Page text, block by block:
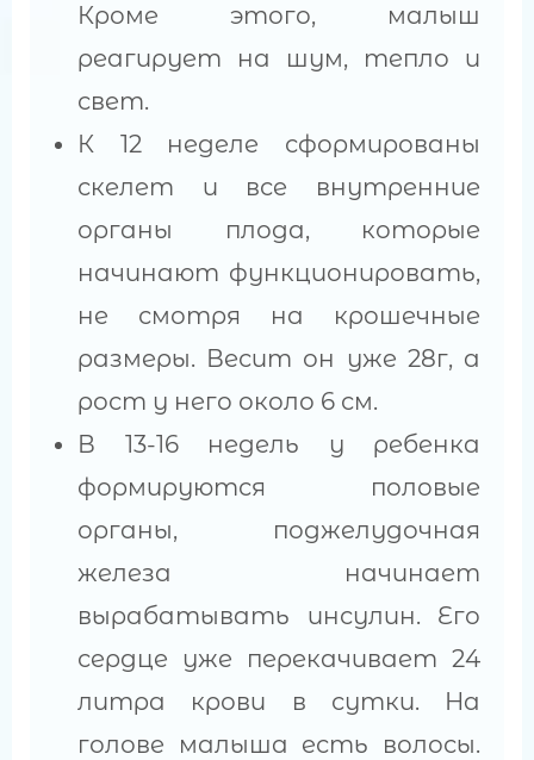
Кроме этого, малыш
реагирует на шум, тепло и
свет.
К 12 неделе сформированы
скелет и все внутренние
органы плода, которые
начинают функционировать,
не смотря на крошечные
размеры. Весит он уже 28г, а
рост у него около 6 см.
В 13-16 недель у ребенка
формируются половые
органы, поджелудочная
железа начинает
вырабатывать инсулин. Его
сердце уже перекачивает 24
литра крови в сутки. На
голове малыша есть волосы.